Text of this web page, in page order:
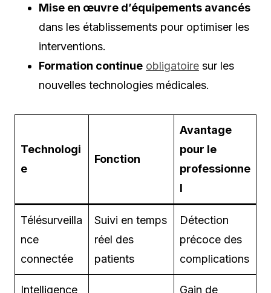
Mise en œuvre d’équipements avancés
dans les établissements pour optimiser les
interventions.
Formation continue obligatoire sur les
nouvelles technologies médicales.
Technologi
e
Fonction
Avantage
pour le
professionne
l
Télésurveilla
nce
connectée
Suivi en temps
réel des
patients
Détection
précoce des
complications
Intelligence
Gain de